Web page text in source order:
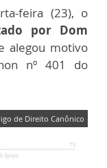
feira (23), o
por Dom
alegou motivo
nº 401 do
de Direito Canônico